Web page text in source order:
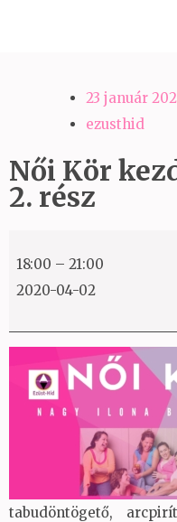
23 január
ezusthid
Női Kör
2. rész
Kör
kezdő
csoport-
rész
18:00 – 21:00
2020-04-02
tabudöntögető,